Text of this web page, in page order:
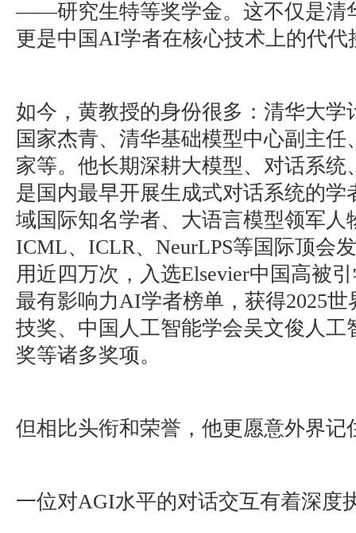
——研究生特等奖学金。这不仅是清
更是中国AI学者在核心技术上的代代
如今，黄教授的身份很多：清华大学
国家杰青、清华基础模型中心副主
家等。他长期深耕大模型、对话系统
是国内最早开展生成式对话系统的学
域国际知名学者、大语言模型领军人
ICML、ICLR、NeurLPS等国际顶会
用近四万次，入选Elsevier中国高被
最有影响力AI学者榜单，获得2025
技奖、中国人工智能学会吴文俊人工
奖等诸多奖项。
但相比头衔和荣誉，他更愿意外界记
一位对AGI水平的对话交互有着深度